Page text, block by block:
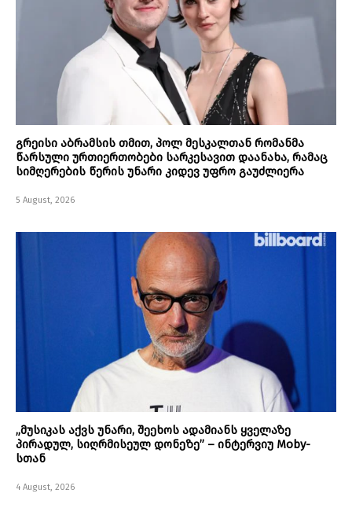
გრეისი აბრამსის თმით, პოლ მესკალთან რომანმა
წარსული ურთიერთობები სარკესავით დაანახა, რამაც
სიმღერების წერის უნარი კიდევ უფრო გაუძლიერა
5 August, 2026
„მუსიკას აქვს უნარი, შეეხოს ადამიანს ყველაზე
პირადულ, სიღრმისეულ დონეზე” – ინტერვიუ Moby-
სთან
4 August, 2026